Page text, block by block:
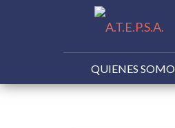
QUIENES